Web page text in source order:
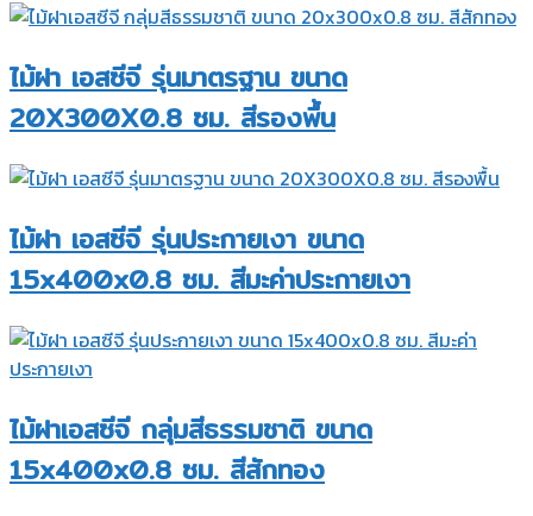
ไม้ฝา เอสซีจี รุ่นมาตรฐาน ขนาด
20X300X0.8 ซม. สีรองพื้น
ไม้ฝา เอสซีจี รุ่นประกายเงา ขนาด
15x400x0.8 ซม. สีมะค่าประกายเงา
ไม้ฝาเอสซีจี กลุ่มสีธรรมชาติ ขนาด
15x400x0.8 ซม. สีสักทอง